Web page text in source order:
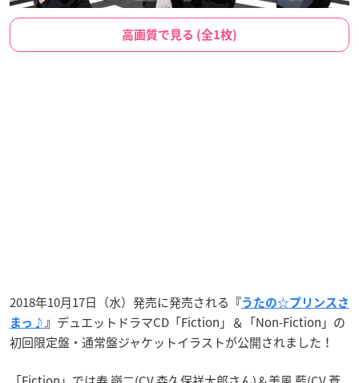
高画質で見る (全1枚)
2018年10月17日（水）発売に発売される 『うたの☆プリンスさ
まっ♪ 』 デュエットドラマCD「Fiction」＆「Non-Fiction」の
初回限定盤・通常盤ジャケットイラストが公開されました！